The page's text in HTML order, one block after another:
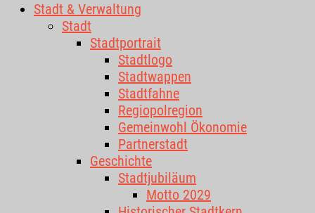
Stadt & Verwaltung
Stadt
Stadtportrait
Stadtlogo
Stadtwappen
Stadtfahne
Regiopolregion
Gemeinwohl Ökonomie
Partnerstadt
Geschichte
Stadtjubiläum
Motto 2029